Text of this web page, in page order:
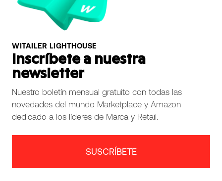
WITAILER LIGHTHOUSE
Inscríbete a nuestra
newsletter
Nuestro boletín mensual gratuito con todas las
novedades del mundo Marketplace y Amazon
dedicado a los líderes de Marca y Retail.
SUSCRÍBETE